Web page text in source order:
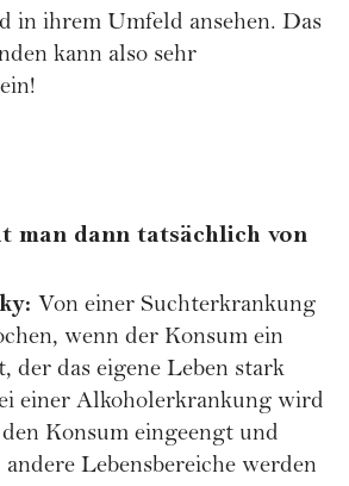
in ihrem Umfeld ansehen. Das
kann also sehr
man dann tatsächlich von
Von einer Suchterkrankung
wenn der Konsum ein
der das eigene Leben stark
einer Alkoholerkrankung wird
Konsum eingeengt und
Lebensbereiche werden